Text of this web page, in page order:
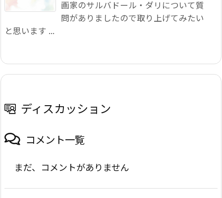
画家のサルバドール・ダリについて質
問がありましたので取り上げてみたい
と思います ...
ディスカッション
コメント一覧
まだ、コメントがありません